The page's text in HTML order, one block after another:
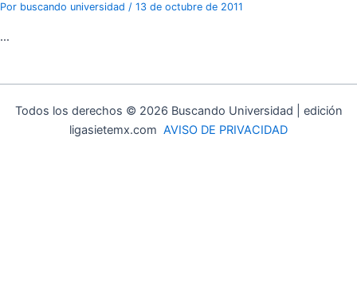
Por buscando universidad / 13 de octubre de 2011
…
Todos los derechos © 2026 Buscando Universidad | edición
ligasietemx.com AVISO DE PRIVACIDAD